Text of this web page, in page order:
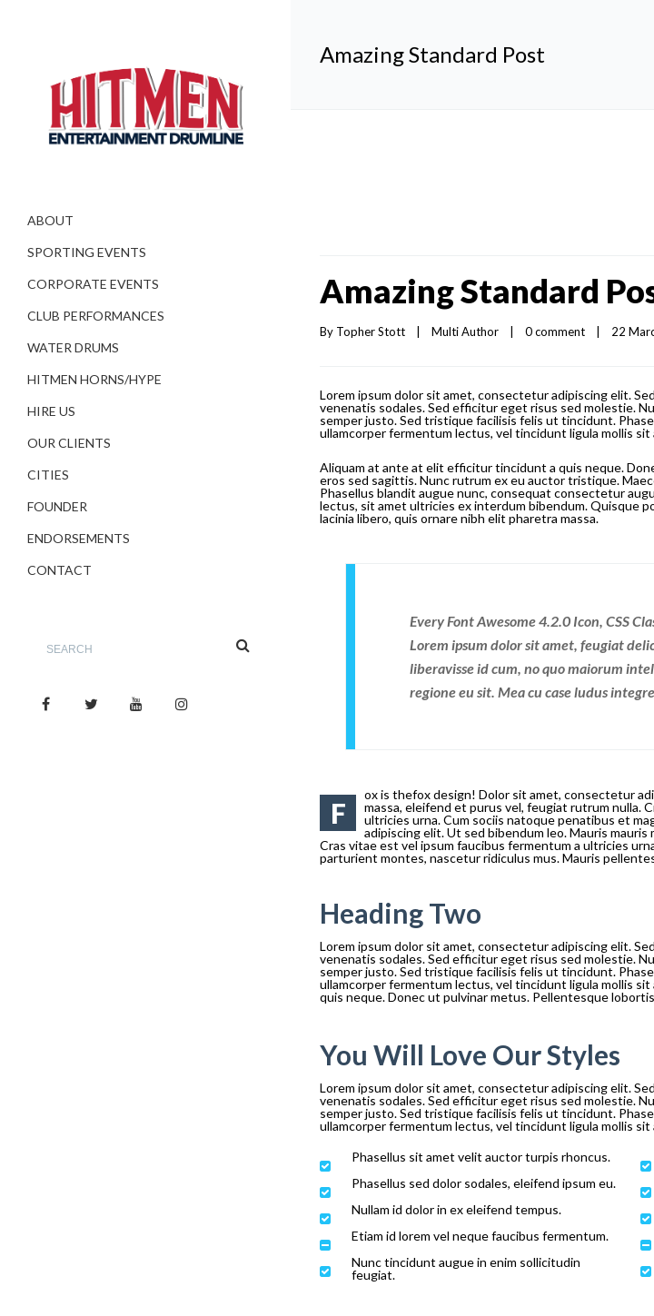
ABOUT
SPORTING EVENTS
CORPORATE EVENTS
CLUB PERFORMANCES
WATER DRUMS
HITMEN HORNS/HYPE
HIRE US
OUR CLIENTS
CITIES
FOUNDER
ENDORSEMENTS
CONTACT
Amazing Standard Post
Amazing Standard
By Topher Stott Multi Author 0 comment 22
Lorem ipsum dolor sit amet, consectetur adipiscing elit.
venenatis sodales. Sed efficitur eget risus sed molestie.
semper justo. Sed tristique facilisis felis ut tincidunt.
ullamcorper fermentum lectus, vel tincidunt ligula mollis sit
Aliquam at ante at elit efficitur tincidunt a quis neque.
eros sed sagittis. Nunc rutrum ex eu auctor tristique.
Phasellus blandit augue nunc, consequat consectetur
lectus, sit amet ultricies ex interdum bibendum. Quisque
lacinia libero, quis ornare nibh elit pharetra massa.
Every Font Awesome 4.2.0 Icon, CSS
Lorem ipsum dolor sit amet, feugiat
liberavisse id cum, no quo maiorum
regione eu sit. Mea cu case ludus
F
ox is thefox design! Dolor sit amet, consectetur
massa, eleifend et purus vel, feugiat rutrum nulla.
ultricies urna. Cum sociis natoque penatibus et
adipiscing elit. Ut sed bibendum leo. Mauris
Cras vitae est vel ipsum faucibus fermentum a ultricies
parturient montes, nascetur ridiculus mus. Mauris
Heading Two
Lorem ipsum dolor sit amet, consectetur adipiscing elit.
venenatis sodales. Sed efficitur eget risus sed molestie.
semper justo. Sed tristique facilisis felis ut tincidunt.
ullamcorper fermentum lectus, vel tincidunt ligula mollis
quis neque. Donec ut pulvinar metus. Pellentesque
You Will Love Our Styles
Lorem ipsum dolor sit amet, consectetur adipiscing elit.
venenatis sodales. Sed efficitur eget risus sed molestie.
semper justo. Sed tristique facilisis felis ut tincidunt.
ullamcorper fermentum lectus, vel tincidunt ligula mollis sit
Phasellus sit amet velit auctor turpis rhoncus.
Phasellus sed dolor sodales, eleifend ipsum eu.
Nullam id dolor in ex eleifend tempus.
Etiam id lorem vel neque faucibus fermentum.
Nunc tincidunt augue in enim sollicitudin
feugiat.